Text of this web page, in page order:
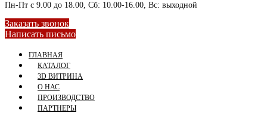
Пн-Пт с 9.00 до 18.00, Сб: 10.00-16.00, Вс: выходной
Заказать звонок
Написать письмо
ГЛАВНАЯ
КАТАЛОГ
3D ВИТРИНА
О НАС
ПРОИЗВОДСТВО
ПАРТНЕРЫ